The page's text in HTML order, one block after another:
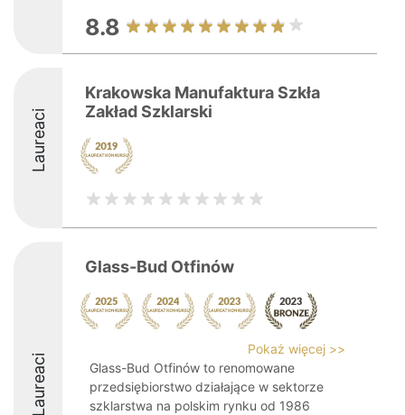
8.8
Laureaci
Krakowska Manufaktura Szkła
Zakład Szklarski
Laureaci
Glass-Bud Otfinów
Pokaż więcej >>
Glass-Bud Otfinów to renomowane
przedsiębiorstwo działające w sektorze
szklarstwa na polskim rynku od 1986